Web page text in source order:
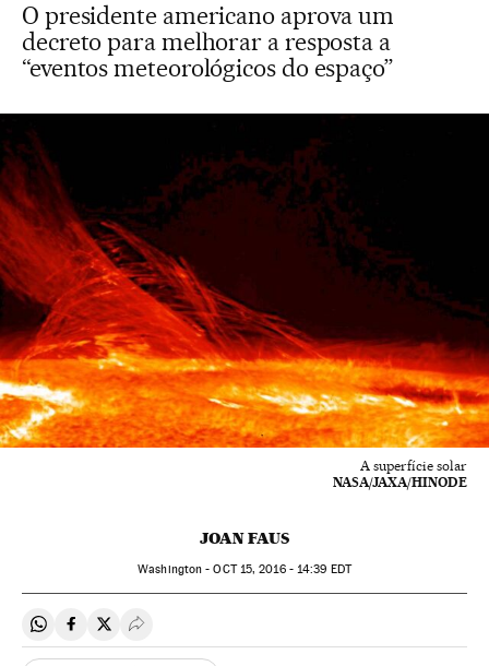
O presidente americano aprova um
decreto para melhorar a resposta a
“eventos meteorológicos do espaço”
A superfície solar
NASA/JAXA/HINODE
JOAN FAUS
Washington -OCT15, 2016 - 14:39 EDT
Compartir en Whatsapp
Compartir en Facebook
Compartir en Twitter
Desplegar Redes Sociales